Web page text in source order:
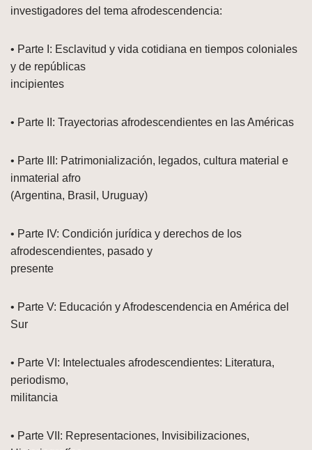
investigadores del tema afrodescendencia:
• Parte I: Esclavitud y vida cotidiana en tiempos coloniales
y de repúblicas
incipientes
• Parte II: Trayectorias afrodescendientes en las Américas
• Parte III: Patrimonialización, legados, cultura material e
inmaterial afro
(Argentina, Brasil, Uruguay)
• Parte IV: Condición jurídica y derechos de los
afrodescendientes, pasado y
presente
• Parte V: Educación y Afrodescendencia en América del
Sur
• Parte VI: Intelectuales afrodescendientes: Literatura,
periodismo,
militancia
• Parte VII: Representaciones, Invisibilizaciones,